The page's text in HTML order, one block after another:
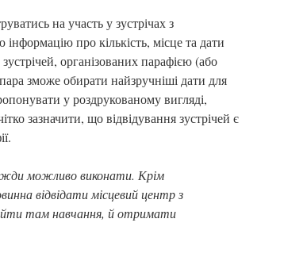
на участь у зустрічах з
про кількість, місце та дати
організованих парафією (або
зможе обирати найзручніші дати для
у роздрукованому вигляді,
зазначити, що відвідування зустрічей є
можливо виконати. Крім
відвідати місцевий центр з
там навчання, й отримати